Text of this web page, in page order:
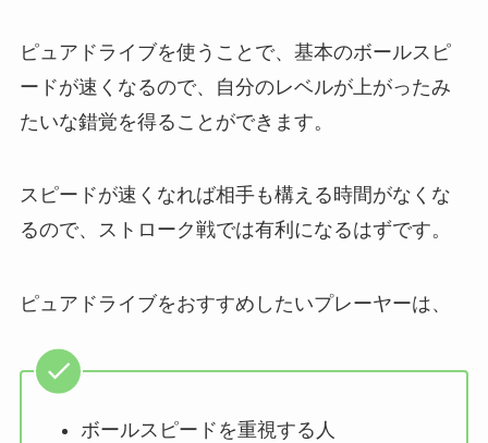
ピュアドライブを使うことで、基本のボールスピ
ードが速くなるので、自分のレベルが上がったみ
たいな錯覚を得ることができます。
スピードが速くなれば相手も構える時間がなくな
るので、ストローク戦では有利になるはずです。
ピュアドライブをおすすめしたいプレーヤーは、
ボールスピードを重視する人